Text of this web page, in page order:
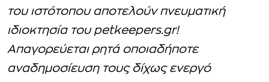
του ιστότοπου αποτελούν πνευματική
ιδιοκτησία του petkeepers.gr!
Απαγορεύεται ρητά οποιαδήποτε
αναδημοσίευση τους δίχως ενεργό